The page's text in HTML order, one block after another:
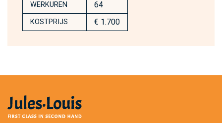
WERKUREN 64
KOSTPRIJS € 1.700